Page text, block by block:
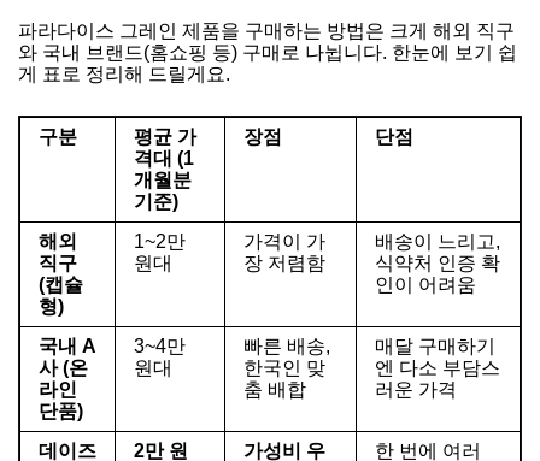
파라다이스 그레인 제품을 구매하는 방법은 크게 해외 직구
와 국내 브랜드(홈쇼핑 등) 구매로 나뉩니다. 한눈에 보기 쉽
게 표로 정리해 드릴게요.
구분
평균 가
격대 (1
개월분
기준)
장점 단점
해외
직구
(캡슐
형)
1~2만
원대
가격이 가
장 저렴함
배송이 느리고,
식약처 인증 확
인이 어려움
국내 A
사 (온
라인
단품)
3~4만
원대
빠른 배송,
한국인 맞
춤 배합
매달 구매하기
엔 다소 부담스
러운 가격
데이즈
2만 원
가성비 우
한 번에 여러